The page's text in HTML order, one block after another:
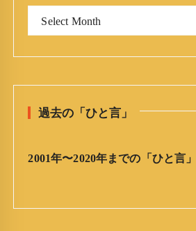
ひ
言
ア
Select Month
過去の「ひと言」
2001年〜2020年までの「ひと言」